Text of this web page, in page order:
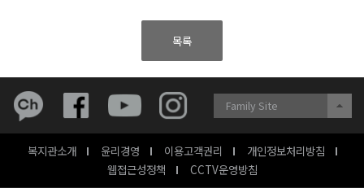
목록
복지관소개 윤리경영 이용고객권리
개인정보처리방침
웹접근성정책
CCTV운영방침
Family Site